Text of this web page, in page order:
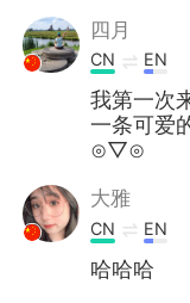
四月
CN EN
我第一次
一条可爱
⊙▽⊙
大雅
CN EN
哈哈哈